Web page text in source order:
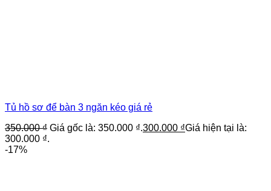
Tủ hồ sơ để bàn 3 ngăn kéo giá rẻ
350.000₫ Giá gốc là: 350.000 ₫.300.000 ₫Giá hiện tại là:
300.000 ₫.
-17%